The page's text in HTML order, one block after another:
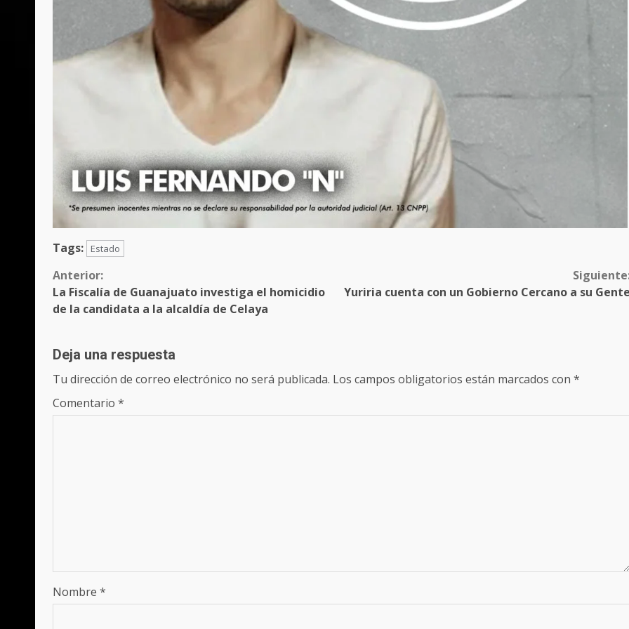
Tags: Estado
Sigue
leyendo
Anterior:
La Fiscalía de Guanajuato investiga el homicidio
de la candidata a la alcaldía de Celaya
Yuriria cuenta con un Gobierno Cercano a su Gente
Deja una respuesta
Tu dirección de correo electrónico no será publicada. Los campos obligatorios están marcados con *
Comentario *
Nombre *